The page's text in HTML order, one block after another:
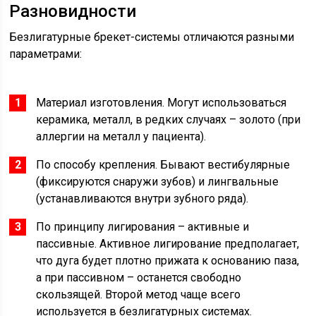
Разновидности
Безлигатурные брекет-системы отличаются разными
параметрами:
Материал изготовления. Могут использоваться
керамика, металл, в редких случаях – золото (при
аллергии на металл у пациента).
По способу крепления. Бывают вестибулярные
(фиксируются снаружи зубов) и лингвальные
(устанавливаются внутри зубного ряда).
По принципу лигирования – активные и
пассивные. Активное лигирование предполагает,
что дуга будет плотно прижата к основанию паза,
а при пассивном – останется свободно
скользящей. Второй метод чаще всего
используется в безлигатурных системах.